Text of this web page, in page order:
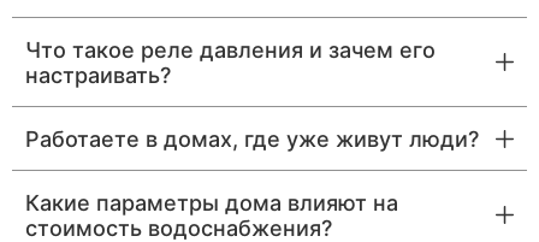
Что такое реле давления и зачем его
настраивать?
Работаете в домах, где уже живут люди?
Какие параметры дома влияют на
стоимость водоснабжения?